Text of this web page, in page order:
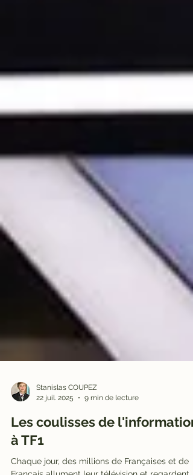
22 juil. 2025
9 min de lecture
Les coulisses de l'information
à TF1